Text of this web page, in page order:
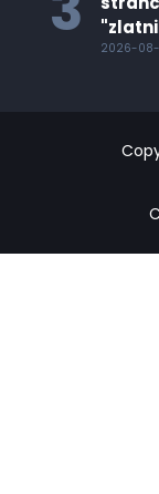
2026-08-